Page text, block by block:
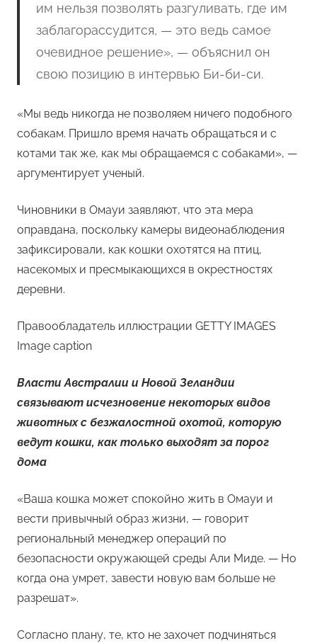
им нельзя позволять разгуливать, где им
заблагорассудится, — это ведь самое
очевидное решение», — объяснил он
свою позицию в интервью Би-би-си.
«Мы ведь никогда не позволяем ничего подобного
собакам. Пришло время начать обращаться и с
котами так же, как мы обращаемся с собаками», —
аргументирует ученый.
Чиновники в Омауи заявляют, что эта мера
оправдана, поскольку камеры видеонаблюдения
зафиксировали, как кошки охотятся на птиц,
насекомых и пресмыкающихся в окрестностях
деревни.
Правообладатель иллюстрации GETTY IMAGES
Image caption
Власти Австралии и Новой Зеландии
связывают исчезновение некоторых видов
животных с безжалостной охотой, которую
ведут кошки, как только выходят за порог
дома
«Ваша кошка может спокойно жить в Омауи и
вести привычный образ жизни, — говорит
региональный менеджер операций по
безопасности окружающей среды Али Миде. — Но
когда она умрет, завести новую вам больше не
разрешат».
Согласно плану, те, кто не захочет подчиняться